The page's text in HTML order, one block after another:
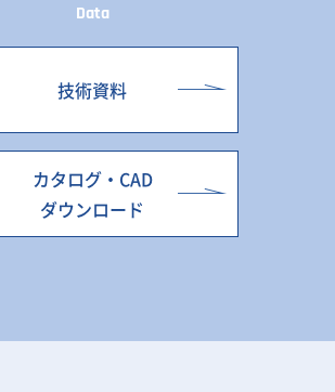
Data
技術資料
カタログ・CAD
ダウンロード